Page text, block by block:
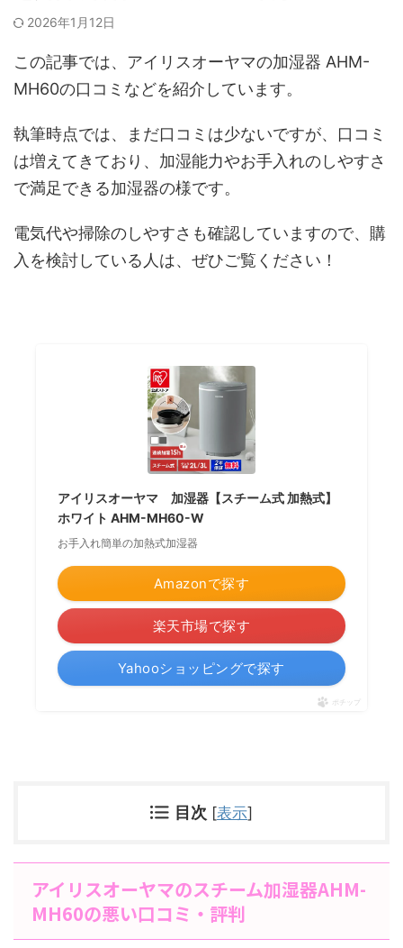
2026年1月12日
この記事では、アイリスオーヤマの加湿器 AHM-
MH60の口コミなどを紹介しています。
執筆時点では、まだ口コミは少ないですが、口コミ
は増えてきており、加湿能力やお手入れのしやすさ
で満足できる加湿器の様です。
電気代や掃除のしやすさも確認していますので、購
入を検討している人は、ぜひご覧ください！
アイリスオーヤマ 加湿器【スチーム式 加熱式】
ホワイト AHM-MH60-W
お手入れ簡単の加熱式加湿器
Amazonで探す
楽天市場で探す
Yahooショッピングで探す
ポチップ
目次 [表示]
アイリスオーヤマのスチーム加湿器AHM-
MH60の悪い口コミ・評判